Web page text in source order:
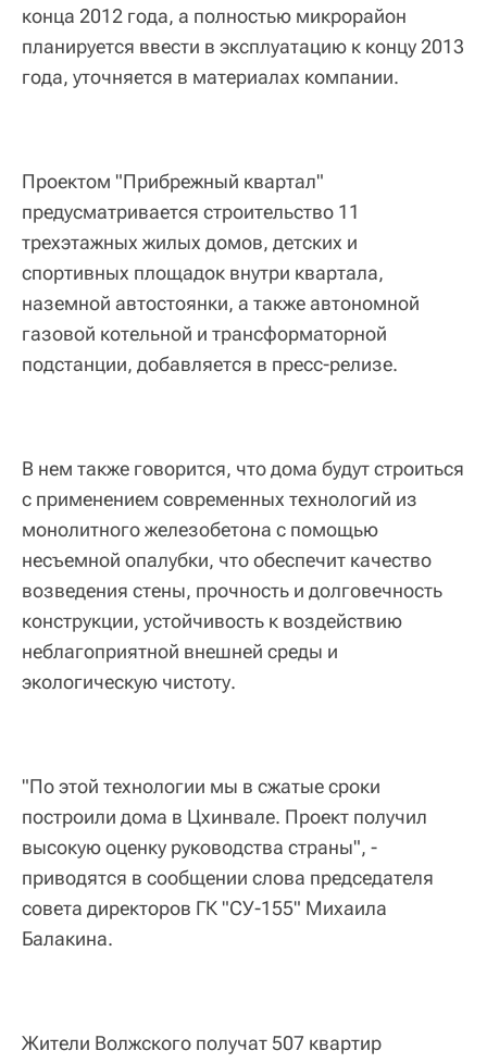
конца 2012 года, а полностью микрорайон
планируется ввести в эксплуатацию к концу 2013
года, уточняется в материалах компании.
Проектом "Прибрежный квартал"
предусматривается строительство 11
трехэтажных жилых домов, детских и
спортивных площадок внутри квартала,
наземной автостоянки, а также автономной
газовой котельной и трансформаторной
подстанции, добавляется в пресс-релизе.
В нем также говорится, что дома будут строиться
с применением современных технологий из
монолитного железобетона с помощью
несъемной опалубки, что обеспечит качество
возведения стены, прочность и долговечность
конструкции, устойчивость к воздействию
неблагоприятной внешней среды и
экологическую чистоту.
"По этой технологии мы в сжатые сроки
построили дома в Цхинвале. Проект получил
высокую оценку руководства страны", -
приводятся в сообщении слова председателя
совета директоров ГК "СУ-155" Михаила
Балакина.
Жители Волжского получат 507 квартир